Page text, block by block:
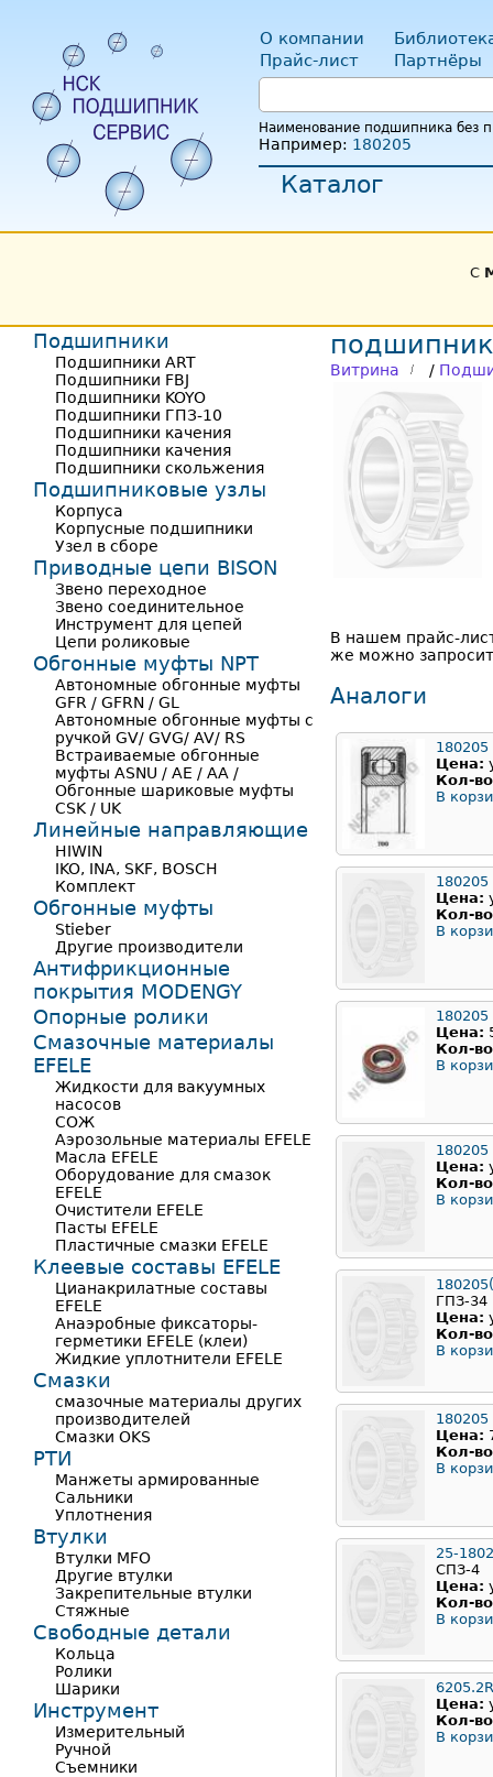
О компании
Прайс-лист
Партнёры
Наименование подшипника без
Например: 180205
Каталог
С
Витрина /
В нашем прайс-
же можно
Аналоги
180205
Цена:
Кол-
В
180205
Цена:
Кол-
В
180205
Цена:
Кол-
В
180205
Цена:
Кол-
В
ГПЗ-34
Цена:
Кол-
В
180205
Цена:
Кол-
В
25-
СПЗ-4
Цена:
Кол-
В
Цена:
Кол-
В
Подшипники
Подшипники ART
Подшипники FBJ
Подшипники KOYO
Подшипники ГПЗ-10
Подшипники качения
Подшипники качения
Подшипники скольжения
Подшипниковые узлы
Корпуса
Корпусные подшипники
Узел в сборе
Приводные цепи BISON
Звено переходное
Звено соединительное
Инструмент для цепей
Цепи роликовые
Обгонные муфты NPT
Автономные обгонные муфты
GFR / GFRN / GL
Автономные обгонные муфты с
ручкой GV/ GVG/ AV/ RS
Встраиваемые обгонные
муфты ASNU / AE / AA /
Обгонные шариковые муфты
CSK / UK
Линейные направляющие
HIWIN
IKO, INA, SKF, BOSCH
Комплект
Обгонные муфты
Stieber
Другие производители
Антифрикционные
покрытия MODENGY
Опорные ролики
Смазочные материалы
EFELE
Жидкости для вакуумных
насосов
СОЖ
Аэрозольные материалы EFELE
Масла EFELE
Оборудование для смазок
EFELE
Очистители EFELE
Пасты EFELE
Пластичные смазки EFELE
Клеевые составы EFELE
Цианакрилатные составы
EFELE
Анаэробные фиксаторы-
герметики EFELE (клеи)
Жидкие уплотнители EFELE
Смазки
смазочные материалы других
производителей
Смазки OKS
РТИ
Манжеты армированные
Сальники
Уплотнения
Втулки
Втулки MFO
Другие втулки
Закрепительные втулки
Стяжные
Свободные детали
Кольца
Ролики
Шарики
Инструмент
Измерительный
Ручной
Съемники